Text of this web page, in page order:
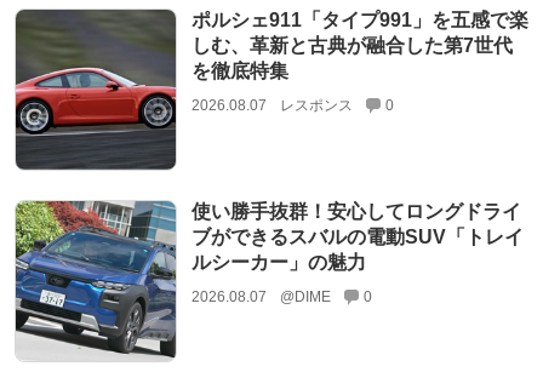
ポルシェ911「タイプ991」を五感で楽
しむ、革新と古典が融合した第7世代
を徹底特集
2026.08.07 レスポンス 0
使い勝手抜群！安心してロングドライ
ブができるスバルの電動SUV「トレイ
ルシーカー」の魅力
2026.08.07 @DIME 0